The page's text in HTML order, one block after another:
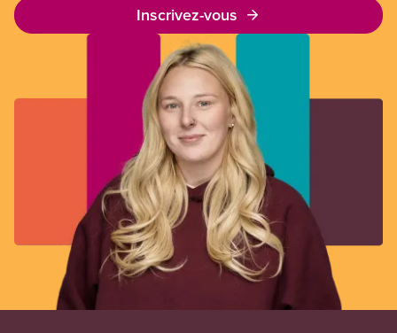
Inscrivez-vous